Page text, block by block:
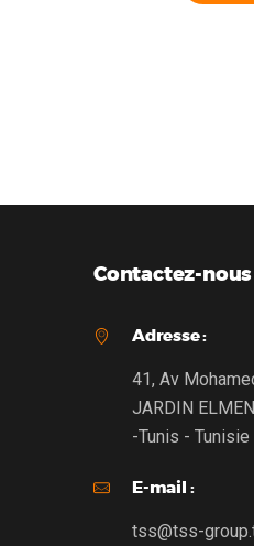
Contactez-nous
Adresse :
41, Av
JARDIN
-Tunis - Tunisie
E-mail :
tss@tss-